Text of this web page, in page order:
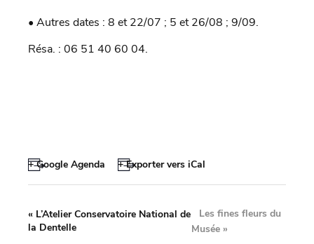
• Autres dates : 8 et 22/07 ; 5 et 26/08 ; 9/09.
Résa. : 06 51 40 60 04.
+ Google Agenda + Exporter vers iCal
« L’Atelier Conservatoire National de
la Dentelle
Les fines fleurs du
Musée »